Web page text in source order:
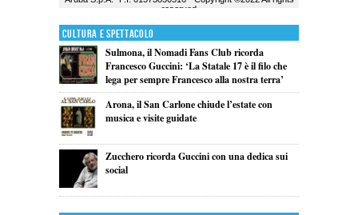
Cultura e Spettacolo
Sulmona, il Nomadi Fans Club ricorda
Francesco Guccini: ‘La Statale 17 è il filo che
lega per sempre Francesco alla nostra terra’
Arona, il San Carlone chiude l’estate con
musica e visite guidate
Zucchero ricorda Guccini con una dedica sui
social